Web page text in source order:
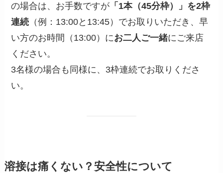
の場合は、お手数ですが 「1本（45分枠）」を2枠
連続 （例：13:00と13:45）でお取りいただき、早
い方のお時間（13:00）にお二人ご一緒にご来店
ください。
3名様の場合も同様に、3枠連続でお取りくださ
い。
溶接は痛くない？安全性について